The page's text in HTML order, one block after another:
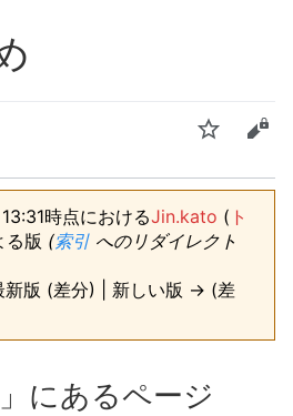
ウォッチソ
時点におけるJin.kato ( ト
る版 (索引 へのリダイレクト
版 (差分) | 新しい版 → (差
にあるページ